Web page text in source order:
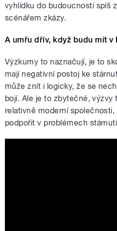
vyhlídku do budoucnosti spíš
scénářem zkázy.
A umřu dřív, když budu mít v
Výzkumy to naznačují, je to
mají negativní postoj ke
může znít i logicky, že se
bojí. Ale je to zbytečné, výzvy
relativně moderní
podpořit v problémech